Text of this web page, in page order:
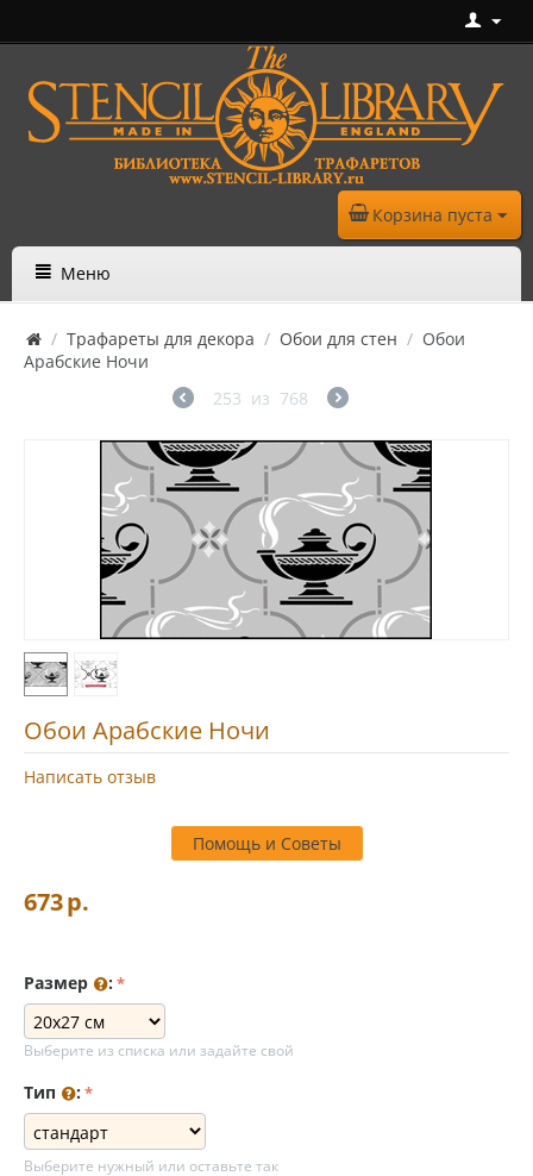
Корзина пуста
Меню
/ Трафареты для декора / Обои для стен / Обои
Арабские Ночи
253 из 768
Обои Арабские Ночи
Написать отзыв
Помощь и Советы
673р.
Размер :
Выберите из списка или задайте свой
Тип :
Выберите нужный или оставьте так